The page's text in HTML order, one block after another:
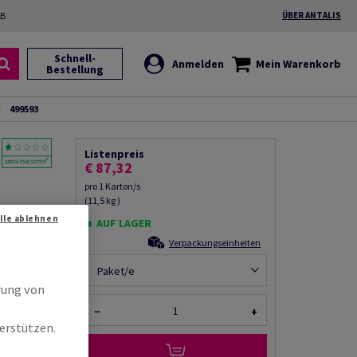
ÜBER ANTALIS
Schnell-
Bestellung Anmelden Mein Warenkorb
499593
Listenpreis
€ 87,32
pro 1 Karton/s
(11,5 kg )
AUF LAGER
Verpackungseinheiten
Paket/e
− +
von
ablehnen